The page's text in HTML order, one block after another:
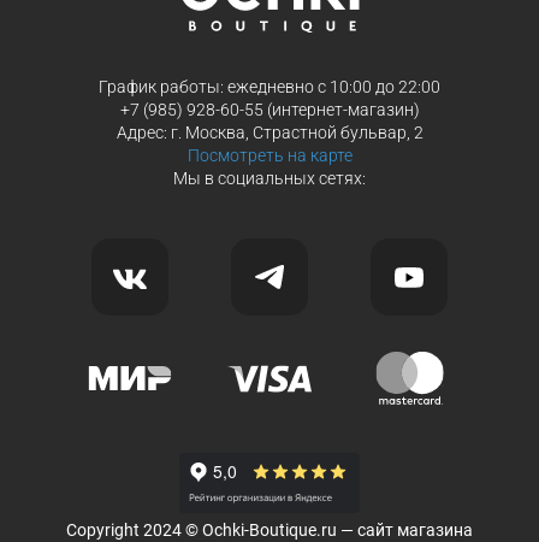
График работы: ежедневно с 10:00 до 22:00
+7 (985) 928-60-55 (интернет-магазин)
Адрес: г. Москва, Страстной бульвар, 2
Посмотреть на карте
Мы в социальных сетях:
Copyright 2024 © Ochki-Boutique.ru — сайт магазина